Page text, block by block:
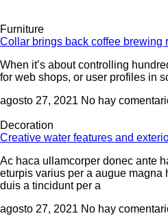
Furniture
Collar brings back coffee brewing
When it’s about controlling
for web shops, or user profiles in
agosto 27, 2021 No hay
Decoration
Creative water features and
Ac haca ullamcorper donec ante
eturpis varius per a augue magna
duis a tincidunt per a
agosto 27, 2021 No hay